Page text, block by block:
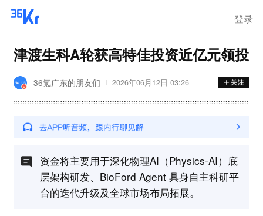
登录
津渡生科A轮获高特佳投资近亿元领投
36氪广东的朋友们 2026年06月12日 03:26
资金将主要用于深化物理AI（Physics-AI）底
层架构研发、BioFord Agent 具身自主科研平
台的迭代升级及全球市场布局拓展。